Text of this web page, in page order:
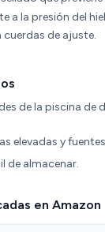
a la presión del
cuerdas de ajuste.
de la piscina de
elevadas y
de almacenar.
en Amazon